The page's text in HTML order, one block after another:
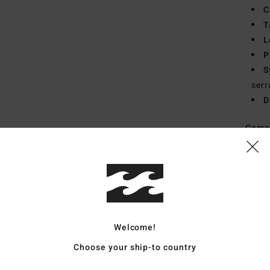
Welcome!
Choose your ship-to country